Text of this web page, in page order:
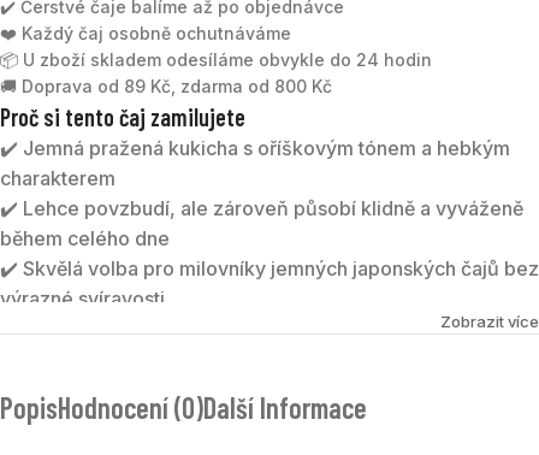
✔️ Čerstvé čaje balíme až po objednávce
❤️ Každý čaj osobně ochutnáváme
📦 U zboží skladem odesíláme obvykle do 24 hodin
🚚 Doprava od 89 Kč, zdarma od 800 Kč
Proč si tento čaj zamilujete
✔️ Jemná pražená kukicha s oříškovým tónem a hebkým
charakterem
✔️ Lehce povzbudí, ale zároveň působí klidně a vyváženě
během celého dne
✔️ Skvělá volba pro milovníky jemných japonských čajů bez
výrazné svíravosti
✔️ Krásně se rozvíjí i při více nálevech
čaj kukicha, který díky pražení získává krásně jemnou,
Zobrazit více
PopisHodnocení (0)Další Informace